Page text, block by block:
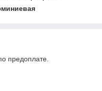
предоплате.